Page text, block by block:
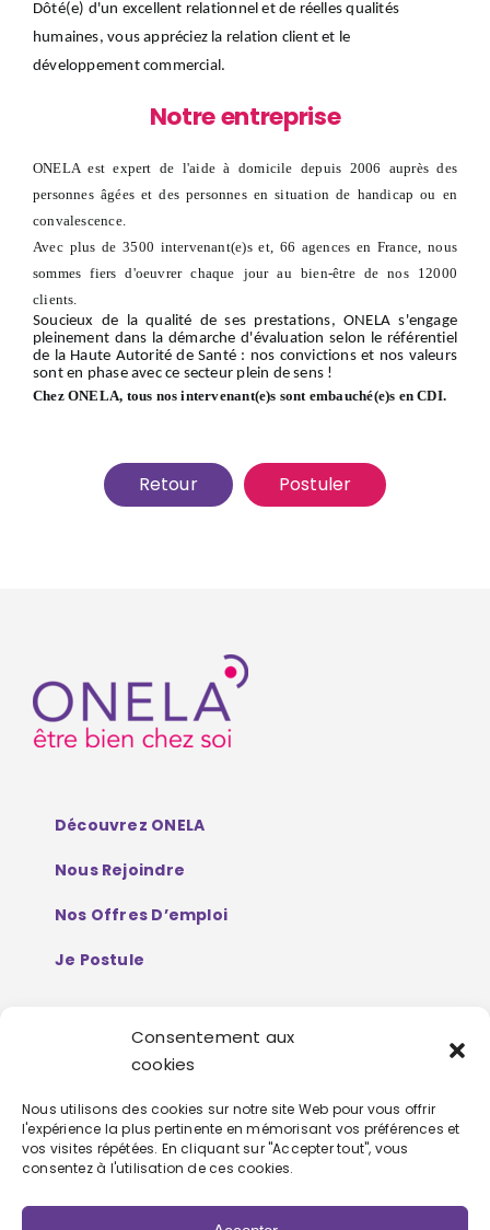
Consentement aux
cookies
Nous utilisons des cookies sur notre site Web pour vous offrir
l'expérience la plus pertinente en mémorisant vos préférences et
vos visites répétées. En cliquant sur "Accepter tout", vous
consentez à l'utilisation de ces cookies.
Dôté(e) d'un excellent relationnel et de réelles qualités
humaines, vous appréciez la relation client et le
développement commercial.
Notre entreprise
ONELA est expert de l'aide à domicile depuis 2006 auprès des
personnes âgées et des personnes en situation de handicap ou en
convalescence.
Avec plus de 3500 intervenant(e)s et, 66 agences en France, nous
sommes fiers d'oeuvrer chaque jour au bien-être de nos 12000
clients.
Soucieux de la qualité de ses prestations, ONELA s'engage
pleinement dans la démarche d'évaluation selon le référentiel
de la Haute Autorité de Santé : nos convictions et nos valeurs
sont en phase avec ce secteur plein de sens !
Chez ONELA, tous nos intervenant(e)s sont embauché(e)s en CDI.
Retour Postuler
Découvrez ONELA
Nous Rejoindre
Nos Offres D’emploi
Je Postule
Mentions Légales
Politique De Protection De Données
Personnelles